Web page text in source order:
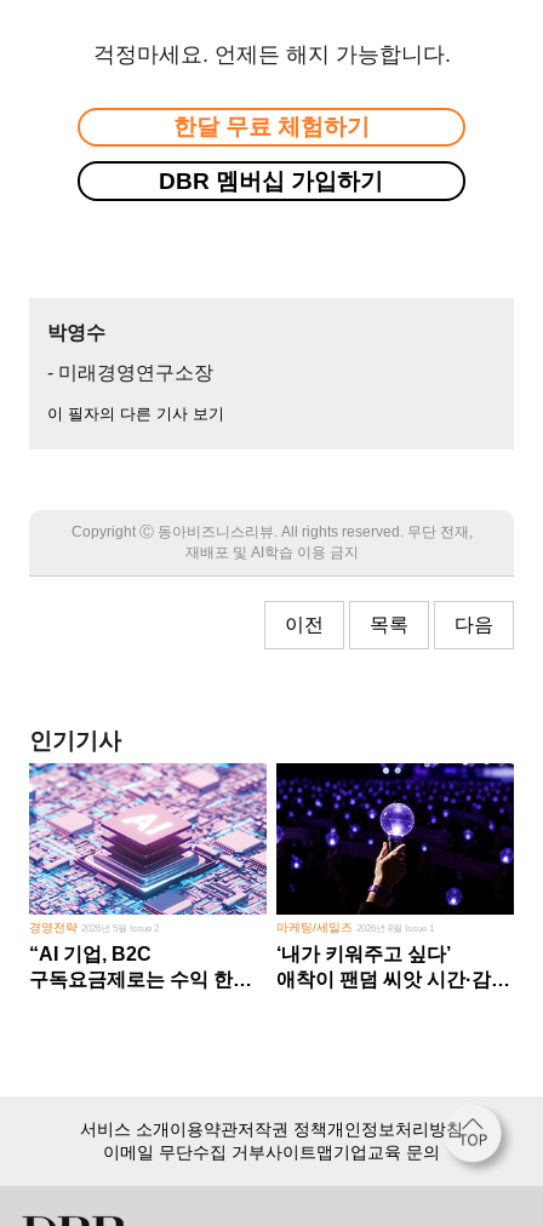
걱정마세요. 언제든 해지 가능합니다.
한달 무료 체험하기
DBR 멤버십 가입하기
박영수
- 미래경영연구소장
이 필자의 다른 기사 보기
Copyright Ⓒ 동아비즈니스리뷰. All rights reserved. 무단 전재,
재배포 및 AI학습 이용 금지
이전 목록 다음
인기기사
경영전략 2026년 5월 Issue 2
“AI 기업, B2C
구독요금제로는 수익 한계
마케팅/세일즈 2026년 8월 Issue 1
‘내가 키워주고 싶다’
애착이 팬덤 씨앗 시간·감정
서비스 소개이용약관저작권 정책개인정보처리방침
이메일 무단수집 거부사이트맵기업교육 문의